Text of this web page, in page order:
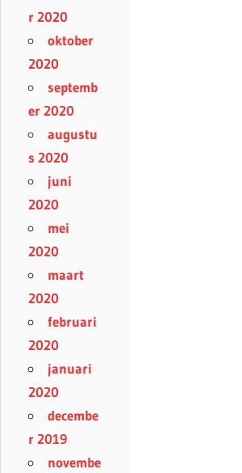
r 2020
oktober
2020
septemb
er 2020
augustu
s 2020
juni
2020
mei
2020
maart
2020
februari
2020
januari
2020
decembe
r 2019
novembe